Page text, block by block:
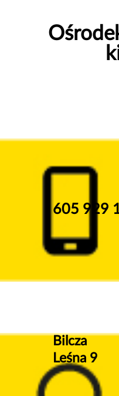
605 929
Bilcza
Leśna 9